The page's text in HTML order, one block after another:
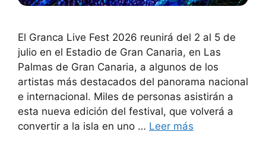
El Granca Live Fest 2026 reunirá del 2 al 5 de
julio en el Estadio de Gran Canaria, en Las
Palmas de Gran Canaria, a algunos de los
artistas más destacados del panorama nacional
e internacional. Miles de personas asistirán a
esta nueva edición del festival, que volverá a
convertir a la isla en uno … Leer más